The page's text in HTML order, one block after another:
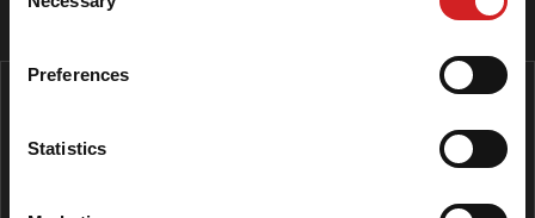
Selection
Preferences
Statistics